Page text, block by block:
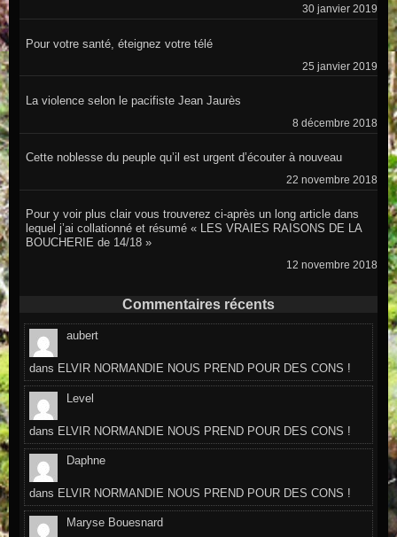
30 janvier 2019
Pour votre santé, éteignez votre télé
25 janvier 2019
La violence selon le pacifiste Jean Jaurès
8 décembre 2018
Cette noblesse du peuple qu’il est urgent d’écouter à nouveau
22 novembre 2018
Pour y voir plus clair vous trouverez ci-après un long article dans
lequel j’ai collationné et résumé « LES VRAIES RAISONS DE LA
BOUCHERIE de 14/18 »
12 novembre 2018
Commentaires récents
aubert
dans ELVIR NORMANDIE NOUS PREND POUR DES CONS !
Level
dans ELVIR NORMANDIE NOUS PREND POUR DES CONS !
Daphne
dans ELVIR NORMANDIE NOUS PREND POUR DES CONS !
Maryse Bouesnard